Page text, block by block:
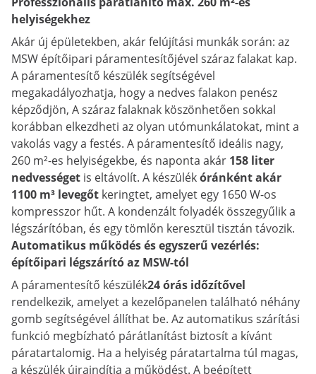
helyiségekhez
Akár új épületekben, akár felújítási munkák során: az
MSW építőipari páramentesítőjével száraz falakat kap.
A páramentesítő készülék segítségével
megakadályozhatja, hogy a nedves falakon penész
képződjön, A száraz falaknak köszönhetően sokkal
korábban elkezdheti az olyan utómunkálatokat, mint a
vakolás vagy a festés. A páramentesítő ideális nagy,
260 m²-es helyiségekbe, és naponta akár 158 liter
nedvességet is eltávolít. A készülékóránként akár
1100 m³ levegőt keringtet, amelyet egy 1650 W-os
kompresszor hűt. A kondenzált folyadék összegyűlik a
légszárítóban, és egy tömlőn keresztül tisztán távozik.
Automatikus működés és egyszerű vezérlés:
építőipari légszárító az MSW-tól
A páramentesítő készülék24 órás időzítővel
rendelkezik, amelyet a kezelőpanelen található néhány
gomb segítségével állíthat be. Az automatikus szárítási
funkció megbízható párátlanítást biztosít a kívánt
páratartalomig. Ha a helyiség páratartalma túl magas,
a készülék újraindítja a működést. A beépített